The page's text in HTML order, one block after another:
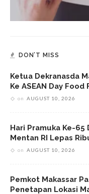
DON’T MISS
Ketua Dekranasda
Ke ASEAN Day
on AUGUST 10, 2026
Hari Pramuka Ke-65
Mentan RI Lepas
on AUGUST 10, 2026
Pemkot Makassar
Penetapan Lokasi